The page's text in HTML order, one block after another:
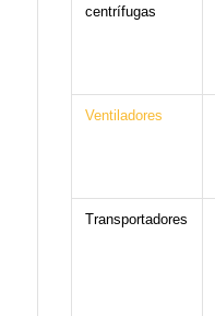
centrífugas
Ventiladores
Transportadores